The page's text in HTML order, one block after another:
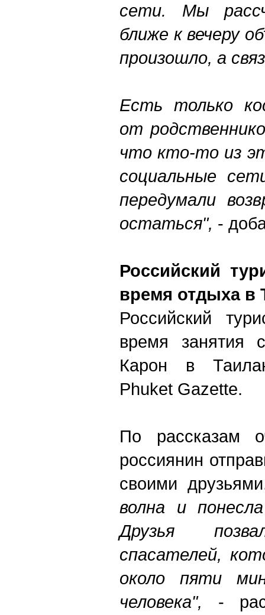
сети. Мы
ближе к вечеру
произошло, а
Есть только
от
что кто-то из
социальные
передумали
остаться", -
Российский
время отдыха в
Российский
время занятия
Карон в
Phuket Gazette.
По рассказам
россиянин
своими
волна и
Друзья
спасателей,
около пяти
человека", -